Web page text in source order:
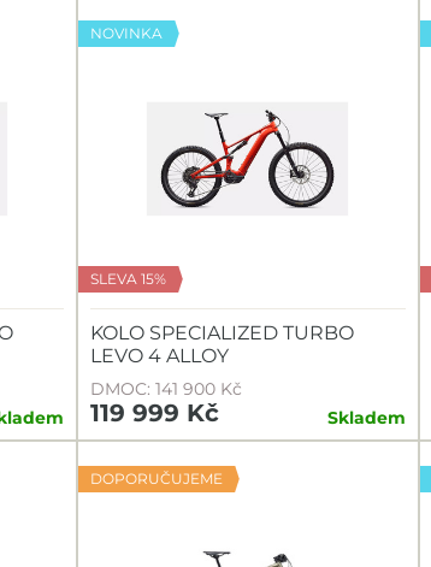
NOVINKA
SLEVA 15%
KOLO SPECIALIZED TURBO
LEVO 4 ALLOY
DMOC: 141 900 Kč
119 999 Kč Skladem
DOPORUČUJEME